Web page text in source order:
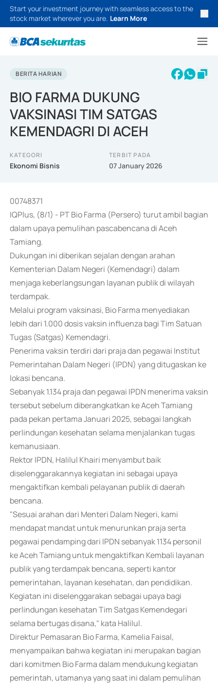
Start your investment journey with seamless access to the
stock market wherever you are. Learn More
BERITA HARIAN
BIO FARMA DUKUNG
VAKSINASI TIM SATGAS
KEMENDAGRI DI ACEH
KATEGORI
Ekonomi Bisnis
TERBIT PADA
07 January 2026
00748371
IQPlus, (8/1) - PT Bio Farma (Persero) turut ambil bagian
dalam upaya pemulihan pascabencana di Aceh
Tamiang.
Dukungan ini diberikan sejalan dengan arahan
Kementerian Dalam Negeri (Kemendagri) dalam
menjaga keberlangsungan layanan publik di wilayah
terdampak.
Melalui program vaksinasi, Bio Farma menyediakan
lebih dari 1.000 dosis vaksin influenza bagi Tim Satuan
Tugas (Satgas) Kemendagri.
Penerima vaksin terdiri dari praja dan pegawai Institut
Pemerintahan Dalam Negeri (IPDN) yang ditugaskan ke
lokasi bencana.
Sebanyak 1.134 praja dan pegawai IPDN menerima vaksin
tersebut sebelum diberangkatkan ke Aceh Tamiang
pada pekan pertama Januari 2025, sebagai langkah
perlindungan kesehatan selama menjalankan tugas
kemanusiaan.
Rektor IPDN, Halilul Khairi menyambut baik
diselenggarakannya kegiatan ini sebagai upaya
mengaktifkan kembali pelayanan publik di daerah
bencana.
"Sesuai arahan dari Menteri Dalam Negeri, kami
mendapat mandat untuk menurunkan praja serta
pegawai pendamping dari IPDN sebanyak 1134 personil
ke Aceh Tamiang untuk mengaktifkan Kembali layanan
publik yang terdampak bencana, seperti kantor
pemerintahan, layanan kesehatan, dan pendidikan.
Kegiatan ini diselenggarakan sebagai upaya bagi
perlindungan kesehatan Tim Satgas Kemendegari
selama bertugas disana," kata Halilul.
Direktur Pemasaran Bio Farma, Kamelia Faisal,
menyampaikan bahwa kegiatan ini merupakan bagian
dari komitmen Bio Farma dalam mendukung kegiatan
pemerintah, utamanya yang saat ini dalam pemulihan